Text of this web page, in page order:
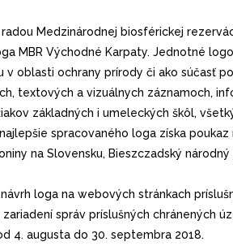
Medzinárodnej biosférickej
MBR Východné Karpaty. Jednotné
oblasti ochrany prírody či ako súčasť
textových a vizuálnych záznamoch,
základných i umeleckých škôl,
spracovaného loga získa
na Slovensku, Bieszczadský
loga na webových stránkach
správ príslušných chránených
4. augusta do 30. septembra 2018.